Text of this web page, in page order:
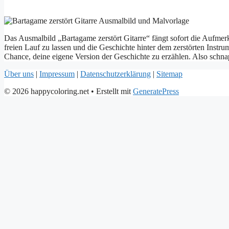
Das Ausmalbild „Bartagame zerstört Gitarre“ fängt sofort die
freien Lauf zu lassen und die Geschichte hinter dem zerstörten
Chance, deine eigene Version der Geschichte zu erzählen. Also
Über uns | Impressum | Datenschutzerklärung | Sitemap
© 2026 happycoloring.net • Erstellt mit GeneratePress